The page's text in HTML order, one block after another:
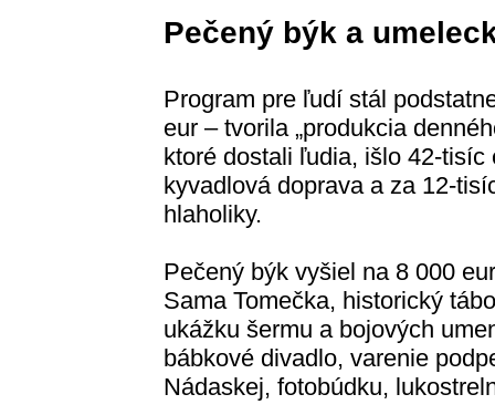
Pečený býk a
Program pre ľudí stál
eur – tvorila „produkcia
ktoré dostali ľudia, išlo 42-
kyvadlová doprava a za 12-
hlaholiky.
Pečený býk vyšiel na 8 000
Sama Tomečka, historický
ukážku šermu a bojových
bábkové divadlo, varenie
Nádaskej, fotobúdku,